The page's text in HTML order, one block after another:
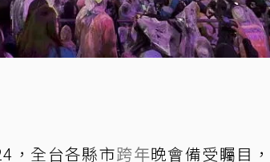
，全台各縣市跨年晚會備受矚目